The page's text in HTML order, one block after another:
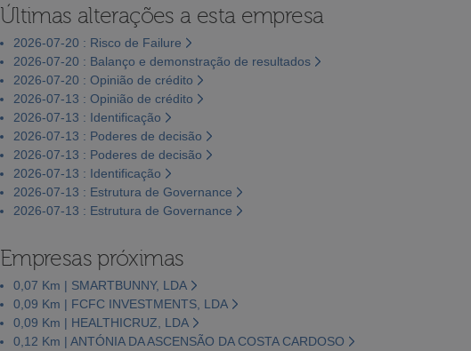
Últimas alterações a esta empresa
2026-07-20 : Risco de Failure
2026-07-20 : Balanço e demonstração de resultados
2026-07-20 : Opinião de crédito
2026-07-13 : Opinião de crédito
2026-07-13 : Identificação
2026-07-13 : Poderes de decisão
2026-07-13 : Poderes de decisão
2026-07-13 : Identificação
2026-07-13 : Estrutura de Governance
2026-07-13 : Estrutura de Governance
Empresas próximas
0,07 Km | SMARTBUNNY, LDA
0,09 Km | FCFC INVESTMENTS, LDA
0,09 Km | HEALTHICRUZ, LDA
0,12 Km | ANTÓNIA DA ASCENSÃO DA COSTA CARDOSO